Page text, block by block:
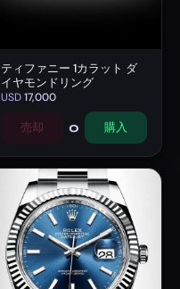
ティファニー 1カラット ダ
イヤモンドリング
USD17,000
売却 0 購入